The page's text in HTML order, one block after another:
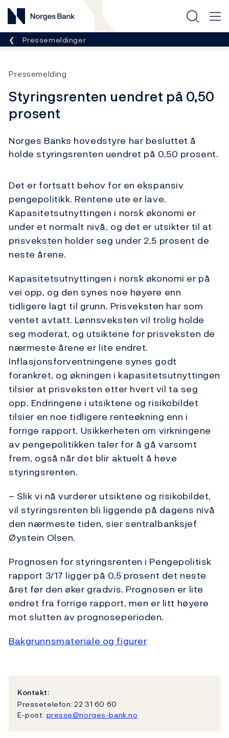
Norges Bank
Her er du nå:
Pressemeldinger
Pressemelding
Styringsrenten uendret på 0,50
prosent
Norges Banks hovedstyre har besluttet å
holde styringsrenten uendret på 0,50 prosent.
Det er fortsatt behov for en ekspansiv
pengepolitikk. Rentene ute er lave.
Kapasitetsutnyttingen i norsk økonomi er
under et normalt nivå, og det er utsikter til at
prisveksten holder seg under 2,5 prosent de
neste årene.
Kapasitetsutnyttingen i norsk økonomi er på
vei opp, og den synes noe høyere enn
tidligere lagt til grunn. Prisveksten har som
ventet avtatt. Lønnsveksten vil trolig holde
seg moderat, og utsiktene for prisveksten de
nærmeste årene er lite endret.
Inflasjonsforventningene synes godt
forankret, og økningen i kapasitetsutnyttingen
tilsier at prisveksten etter hvert vil ta seg
opp. Endringene i utsiktene og risikobildet
tilsier en noe tidligere renteøkning enn i
forrige rapport. Usikkerheten om virkningene
av pengepolitikken taler for å gå varsomt
frem, også når det blir aktuelt å heve
styringsrenten.
– Slik vi nå vurderer utsiktene og risikobildet,
vil styringsrenten bli liggende på dagens nivå
den nærmeste tiden, sier sentralbanksjef
Øystein Olsen.
Prognosen for styringsrenten i Pengepolitisk
rapport 3/17 ligger på 0,5 prosent det neste
året før den øker gradvis. Prognosen er lite
endret fra forrige rapport, men er litt høyere
mot slutten av prognoseperioden.
Bakgrunnsmateriale og figurer
Kontakt:
Pressetelefon: 22 31 60 60
E-post: presse@norges-bank.no